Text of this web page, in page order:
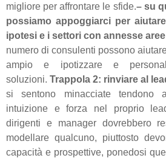
migliore per affrontare le sfide.– su
possiamo appoggiarci per
ipotesi e i settori con annesse
numero di consulenti possono
ampio e ipotizzare e
soluzioni. Trappola 2: rinviare al
si sentono minacciate tendono
intuizione e forza nel proprio
dirigenti e manager dovrebbero
modellare qualcuno, piuttosto
capacità e prospettive, ponedosi